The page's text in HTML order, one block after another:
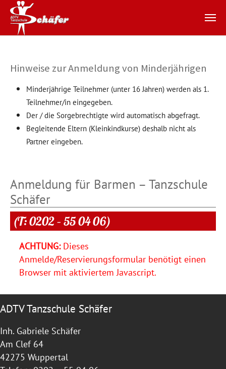
Hinweise zur Anmeldung von Minderjährigen
Minderjährige Teilnehmer (unter 16 Jahren) werden als 1.
Teilnehmer/in eingegeben.
Der / die Sorgebrechtigte wird automatisch abgefragt.
Begleitende Eltern (Kleinkindkurse) deshalb nicht als
Partner eingeben.
Anmeldung für Barmen – Tanzschule
Schäfer
(T: 0202 – 55 04 06)
ACHTUNG:Dieses
Anmelde/Reservierungsformular benötigt einen
Browser mit aktiviertem Javascript.
ADTV Tanzschule Schäfer
Inh. Gabriele Schäfer
Am Clef 64
42275 Wuppertal